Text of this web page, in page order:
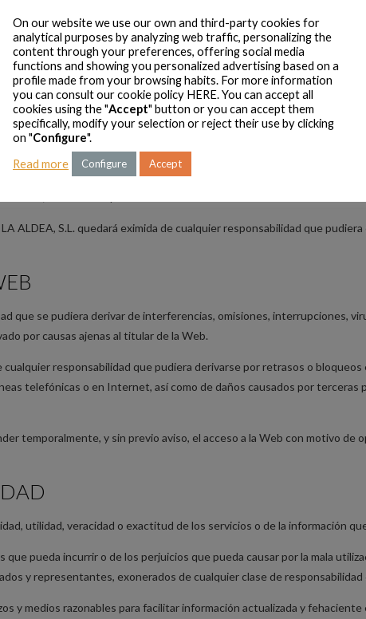
applets, controles ActiveX o cualquier otro dispositivo lógico o
del titular de la Web o de terceros.
de cualesquiera identificadores y/o contraseñas que le sean
acceso a personas ajenas.
por cualquier tercero ilegítimo que emplee a tal efecto una
forma inmediata a los gestores de la Web, cualquier hecho que
con el fin de proceder a su inmediata cancelación.
ALDEA, S.L. quedará eximida de cualquier responsabilidad que
que se pudiera derivar de interferencias, omisiones, interrupciones,
por causas ajenas al titular de la Web.
cualquier responsabilidad que pudiera derivarse por retrasos o
telefónicas o en Internet, así como de daños causados por
temporalmente, y sin previo aviso, el acceso a la Web con motivo
utilidad, veracidad o exactitud de los servicios o de la información
pueda incurrir o de los perjuicios que pueda causar por la mala
y representantes, exonerados de cualquier clase de
y medios razonables para facilitar información actualizada y
On our website we use our own and third-party cookies for
analytical purposes by analyzing web traffic, personalizing the
content through your preferences, offering social media
functions and showing you personalized advertising based on a
profile made from your browsing habits. For more information
you can consult our cookie policy HERE. You can accept all
cookies using the "Accept" button or you can accept them
specifically, modify your selection or reject their use by clicking
on "Configure".
Read more
Configure Accept